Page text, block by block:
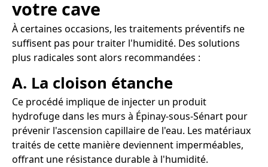
votre cave
À certaines occasions, les traitements préventifs ne
suffisent pas pour traiter l'humidité. Des solutions
plus radicales sont alors recommandées :
A. La cloison étanche
Ce procédé implique de injecter un produit
hydrofuge dans les murs à Épinay-sous-Sénart pour
prévenir l'ascension capillaire de l'eau. Les matériaux
traités de cette manière deviennent imperméables,
offrant une résistance durable à l'humidité.